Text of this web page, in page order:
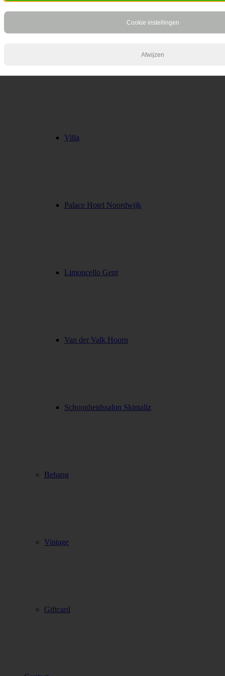
Abovo Media
Villa
Palace Hotel Noordwijk
Limoncello Gent
Van der Valk Hoorn
Schoonheidssalon Skintaliz
Behang
Vintage
Giftcard
Scroll naar bovenzijde
Cookie instellingen
Afwijzen